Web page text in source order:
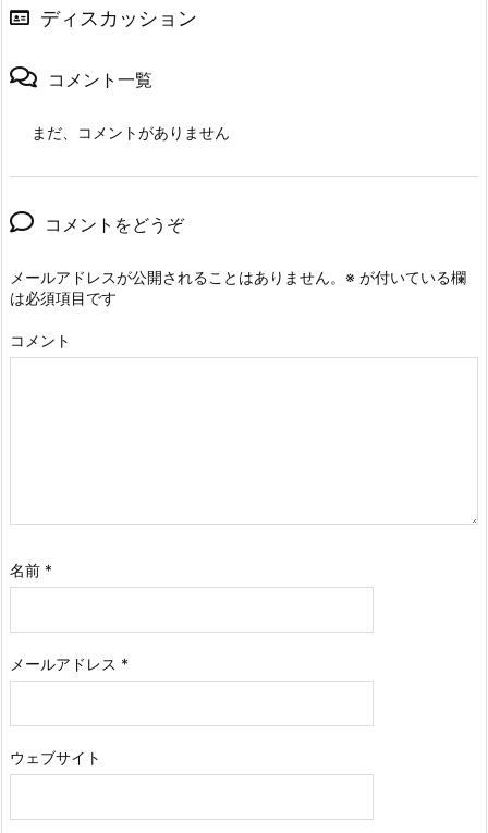
ディスカッション
コメント一覧
まだ、コメントがありません
コメントをどうぞ
メールアドレスが公開されることはありません。 ※ が付いている欄
は必須項目です
コメント
名前 *
メールアドレス *
ウェブサイト